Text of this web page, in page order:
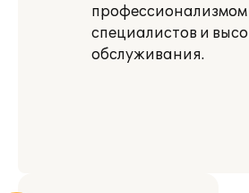
профессионализмом
специалистов и
обслуживания.